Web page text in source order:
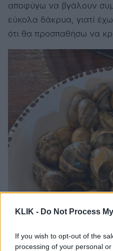
KLIK - Do Not Process
If you wish to opt-out of the
processing of your personal
αποφύγω να βγάλουν
εύκολα δάκρυα, γιατί
ότι θα προσπαθήσω να